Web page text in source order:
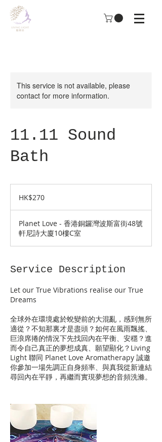
This service is not available, please
contact for more information.
11.11 Sound
Bath
KongHK$270
Planet Love - 香港銅鑼灣波斯富街48號
軒尼詩大廈10樓C室
Service Description
Let our True Vibrations realise our True
Dreams
全球外在環境處於蛻變前的大混亂，感到無所
適從？不知那裏才是盡頭？如何在風雨飄搖、
巨浪席捲的情況下先找回內在平衡、安穩？進
而令自己真正的夢想成真、願望顯化？Living
Light 聯同 Planet Love Aromatherapy 誠邀
你參加一場先調正自身頻率、與真我從新連結
尋回內在平靜，再繼而實現夢想的音頻洗滌。